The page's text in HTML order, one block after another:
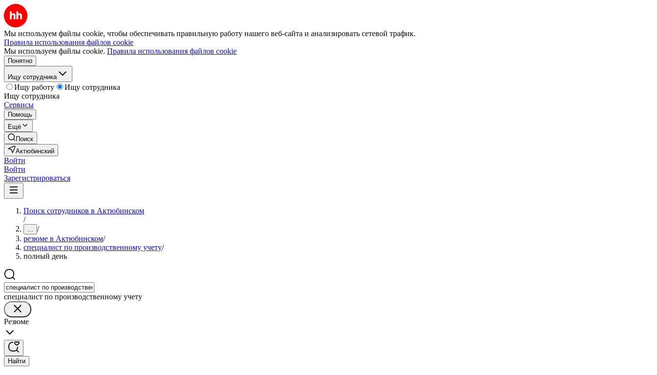
Мы используем файлы cookie, чтобы обеспечивать правильную работу нашего веб-сайта и анализировать сетевой трафик.
Правила использования файлов cookie
Мы используем файлы cookie. Правила использования файлов cookie
Понятно
Ищу сотрудника
Ищу работу
Ищу сотрудника
Ищу сотрудника
Сервисы
Помощь
Ещё
Поиск
Актюбинский
Войти
Войти
Зарегистрироваться
Поиск сотрудников в Актюбинском
/
... /
резюме в Актюбинском/
специалист по производственному учету/
полный день
специалист по производственному учету
Резюме
Найти